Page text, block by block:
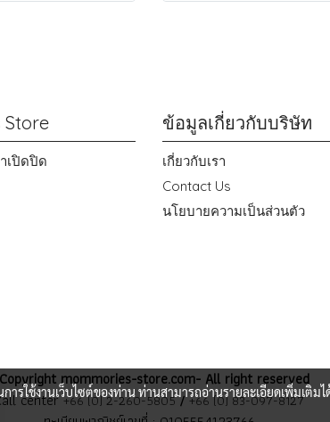
เปิดปิด
ข้อมูลเกี่ยวกับบริษัท
เกี่ยวกับเรา
Contact Us
นโยบายความเป็นส่วนตัว
mommories-store.com- All right reserved
center+66 (0) 2-260-5805/+66 (0) 83-097-8127
รใช้งานเว็บไซต์ของท่าน ท่านสามารถอ่านรายละเอียดเพิ่มเติมไ